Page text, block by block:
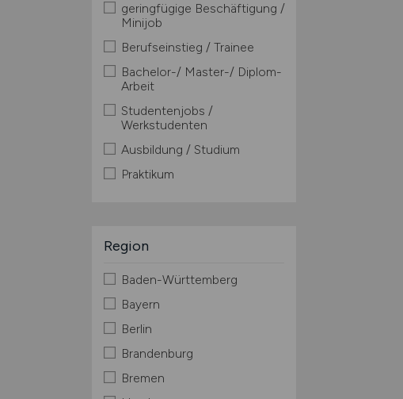
geringfügige Beschäftigung /
Minijob
Berufseinstieg / Trainee
Bachelor-/ Master-/ Diplom-
Arbeit
Studentenjobs /
Werkstudenten
Ausbildung / Studium
Praktikum
Region
Baden-Württemberg
Bayern
Berlin
Brandenburg
Bremen